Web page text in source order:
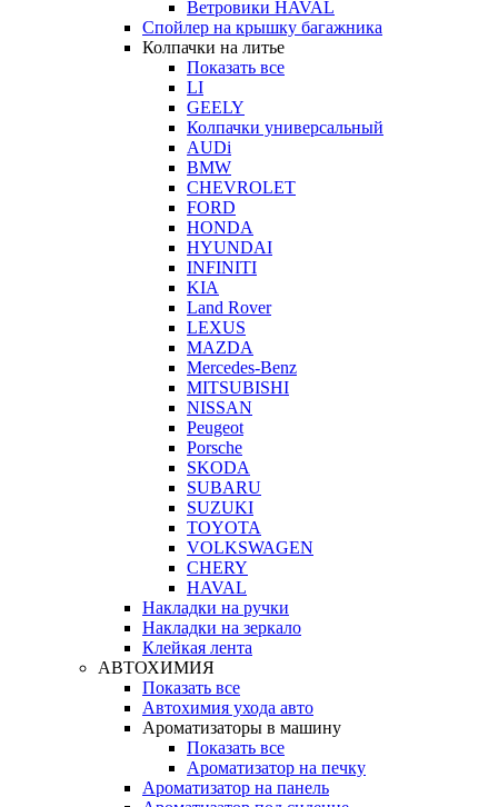
Ветровики HAVAL
Спойлер на крышку багажника
Колпачки на литье
Показать все
LI
GEELY
Колпачки универсальный
AUDi
BMW
CHEVROLET
FORD
HONDA
HYUNDAI
INFINITI
KIA
Land Rover
LEXUS
MAZDA
Mercedes-Benz
MITSUBISHI
NISSAN
Peugeot
Porsche
SKODA
SUBARU
SUZUKI
TOYOTA
VOLKSWAGEN
CHERY
HAVAL
Накладки на ручки
Накладки на зеркало
Клейкая лента
АВТОХИМИЯ
Показать все
Автохимия ухода авто
Ароматизаторы в машину
Показать все
Ароматизатор на печку
Ароматизатор на панель